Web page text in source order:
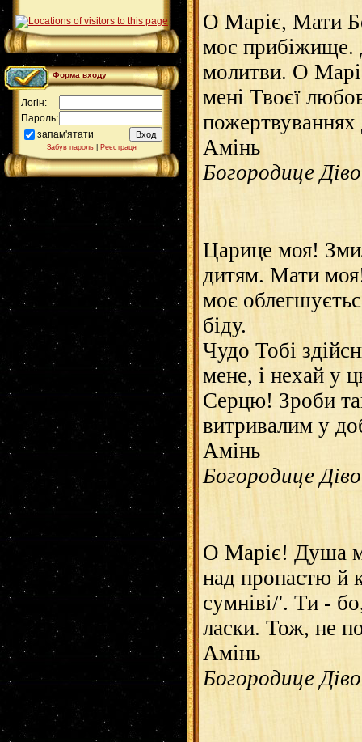
Форма входу
Логін:
Пароль:
запам'ятати
Забув пароль Реєстраця
О Маріє, Мати
моє прибіжище.
молитви. О
мені Твоєї
пожертвуваннях
Амінь
Богородице
Царице моя!
дитям. Мати
моє
біду.
Чудо Тобі
мене, і нехай у
Серцю! Зроби
витривалим у
Амінь
Богородице
О Маріє! Душа
над пропастю й
сумніві/'. Ти -
ласки. Тож, не
Амінь
Богородице